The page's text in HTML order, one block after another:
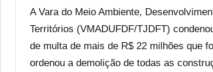
A Vara do Meio Ambiente,
Territórios (VMADUFDF/TJDFT)
de multa de mais de R$ 22 milhões que
ordenou a demolição de todas as